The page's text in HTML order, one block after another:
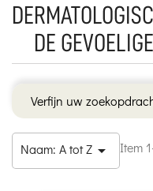
DE
Verfijn uw
Naam: A tot Z  Item